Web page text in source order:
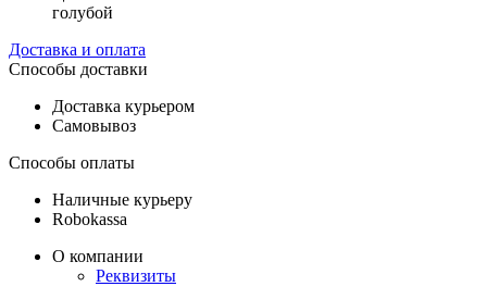
голубой
Доставка и оплата
Способы доставки
Доставка курьером
Самовывоз
Способы оплаты
Наличные курьеру
Robokassa
О компании
Реквизиты